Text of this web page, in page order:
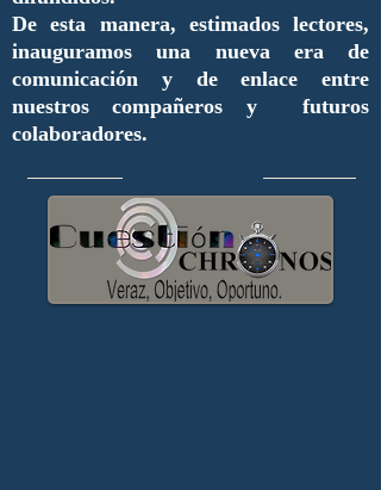
De esta manera, estimados lectores,
inauguramos una nueva era de
comunicación y de enlace entre
nuestros compañeros y futuros
colaboradores.